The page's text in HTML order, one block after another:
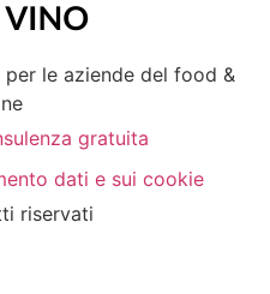
le aziende del food &
gratuita
dati e sui cookie
riservati